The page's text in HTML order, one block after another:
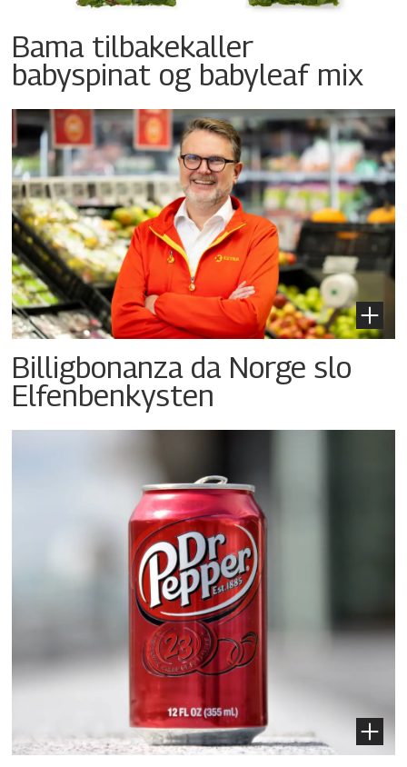
Bama tilbakekaller
babyspinat og babyleaf mix
Billigbonanza da Norge slo
Elfenbenkysten